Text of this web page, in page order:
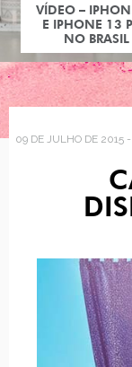
VÍDEO –
E IPHONE 13
NO BRASIL
09 DE JULHO DE 2015 -